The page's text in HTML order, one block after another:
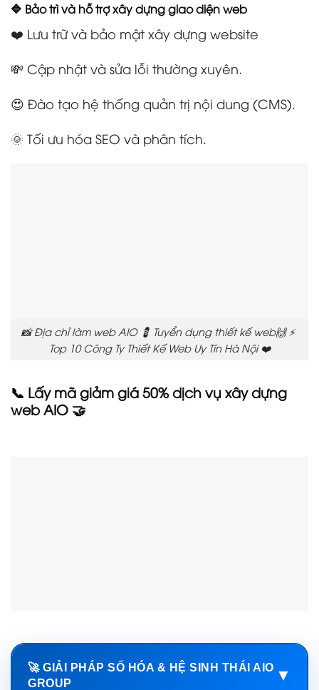
🔷 Bảo trì và hỗ trợ xây dựng giao diện web
❤️ Lưu trữ và bảo mật xây dựng website
💸 Cập nhật và sửa lỗi thường xuyên.
😍 Đào tạo hệ thống quản trị nội dung (CMS).
🌞 Tối ưu hóa SEO và phân tích.
📸 Địa chỉ làm web AIO 💈 Tuyển dụng thiết kế web🙌 ⚡
Top 10 Công Ty Thiết Kế Web Uy Tín Hà Nội ❤️
📞 Lấy mã giảm giá 50% dịch vụ xây dựng
web AIO 🤝
🚀 GIẢI PHÁP SỐ HÓA & HỆ SINH THÁI AIO
GROUP
▼